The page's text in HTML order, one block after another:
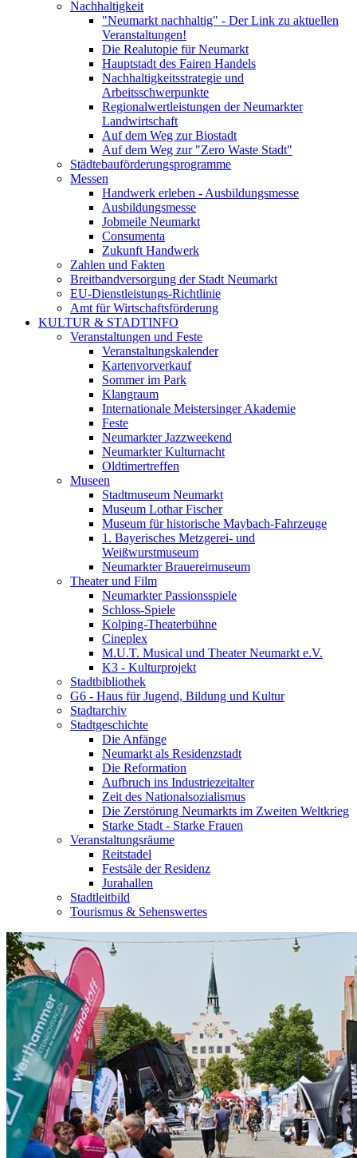
Nachhaltigkeit
"Neumarkt nachhaltig" - Der Link zu aktuellen
Veranstaltungen!
Die Realutopie für Neumarkt
Hauptstadt des Fairen Handels
Nachhaltigkeitsstrategie und
Arbeitsschwerpunkte
Regionalwertleistungen der Neumarkter
Landwirtschaft
Auf dem Weg zur Biostadt
Auf dem Weg zur "Zero Waste Stadt"
Städtebauförderungsprogramme
Messen
Handwerk erleben - Ausbildungsmesse
Ausbildungsmesse
Jobmeile Neumarkt
Consumenta
Zukunft Handwerk
Zahlen und Fakten
Breitbandversorgung der Stadt Neumarkt
EU-Dienstleistungs-Richtlinie
Amt für Wirtschaftsförderung
KULTUR & STADTINFO
Veranstaltungen und Feste
Veranstaltungskalender
Kartenvorverkauf
Sommer im Park
Klangraum
Internationale Meistersinger Akademie
Feste
Neumarkter Jazzweekend
Neumarkter Kulturnacht
Oldtimertreffen
Museen
Stadtmuseum Neumarkt
Museum Lothar Fischer
Museum für historische Maybach-Fahrzeuge
1. Bayerisches Metzgerei- und
Weißwurstmuseum
Neumarkter Brauereimuseum
Theater und Film
Neumarkter Passionsspiele
Schloss-Spiele
Kolping-Theaterbühne
Cineplex
M.U.T. Musical und Theater Neumarkt e.V.
K3 - Kulturprojekt
Stadtbibliothek
G6 - Haus für Jugend, Bildung und Kultur
Stadtarchiv
Stadtgeschichte
Die Anfänge
Neumarkt als Residenzstadt
Die Reformation
Aufbruch ins Industriezeitalter
Zeit des Nationalsozialismus
Die Zerstörung Neumarkts im Zweiten Weltkrieg
Starke Stadt - Starke Frauen
Veranstaltungsräume
Reitstadel
Festsäle der Residenz
Jurahallen
Stadtleitbild
Tourismus & Sehenswertes